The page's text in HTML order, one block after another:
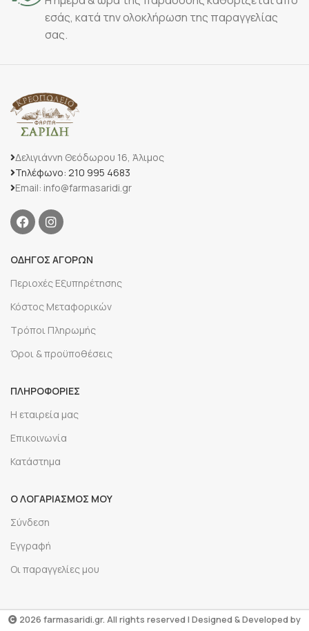
εσάς, κατά την ολοκλήρωση της παραγγελίας
σας.
Δελιγιάννη Θεόδωρου 16, Άλιμος
Τηλέφωνο: 210 995 4683
Email: info@farmasaridi.gr
ΟΔΗΓΟΣ ΑΓΟΡΩΝ
Περιοχές Εξυπηρέτησης
Κόστος Μεταφορικών
Τρόποι Πληρωμής
Όροι & προϋποθέσεις
ΠΛΗΡΟΦΟΡΙΕΣ
Η εταιρεία μας
Επικοινωνία
Κατάστημα
Ο ΛΟΓΑΡΙΑΣΜΟΣ ΜΟΥ
Σύνδεση
Εγγραφή
Οι παραγγελίες μου
2026 farmasaridi.gr. All rights reserved | Designed & Developed by